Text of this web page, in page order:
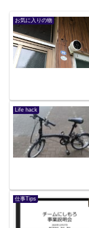
お気に入りの物
Life hack
仕事Tips